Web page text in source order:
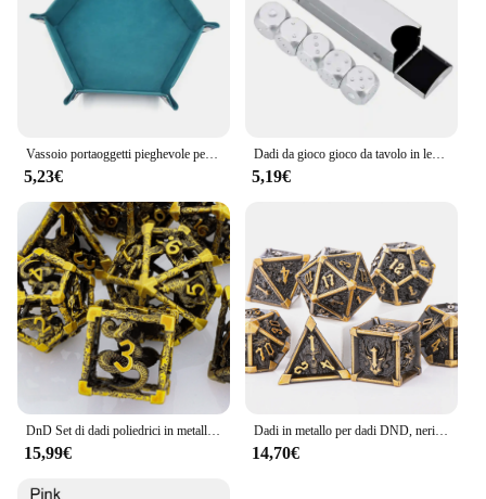
Vassoio portaoggetti pieghevole per giochi di dadi esagonali Tappetino in pelle e velluto Forniture per ufficio per la casa fai da te Moneta Gioielli da tavolo Strumenti chiave per il trucco
5,23€
Dadi da gioco gioco da tavolo in lega di alluminio giochi di Poker dadi con scatola di immagazzinaggio
5,19€
DnD Set di dadi poliedrici in metallo con serpente d'aquila e lupo, dadi D & D in metallo cavo per Dungeons e draghi, dadi multielemento
15,99€
Dadi in metallo per dadi DND, neri e rossi, Set di dadi per Dungeon e Dragon, dadi RPG, dadi completi, regalo D & D, dadi D e D
14,70€